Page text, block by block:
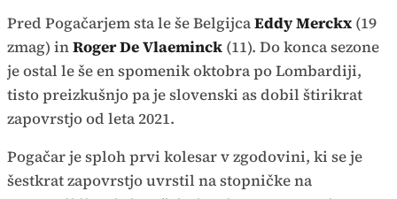
Pred Pogačarjem sta le še BelgijcaEddy Merckx (19
zmag) inRoger De Vlaeminck (11). Do konca sezone
je ostal le še en spomenik oktobra po Lombardiji,
tisto preizkušnjo pa je slovenski as dobil štirikrat
zapovrstjo od leta 2021.
Pogačar je sploh prvi kolesar v zgodovini, ki se je
šestkrat zapovrstjo uvrstil na stopničke na